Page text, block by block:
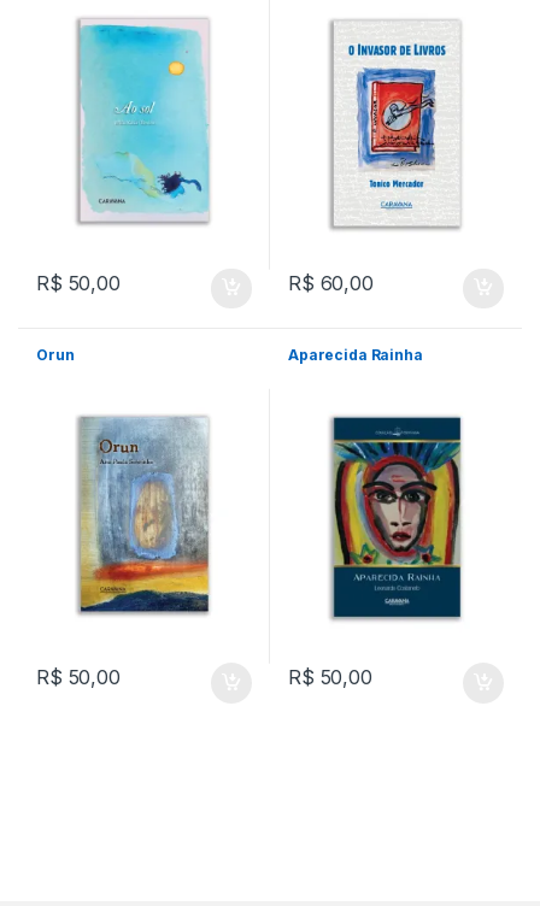
R$ 50,00 R$ 60,00
Orun
R$ 50,00
Aparecida Rainha
R$ 50,00